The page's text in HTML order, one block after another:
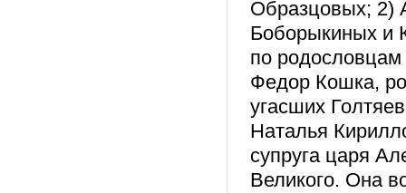
Образцовых; 2)
Боборыкиных и
по
Федор Кошка,
угасших
Наталья
супруга царя
Великого. Она